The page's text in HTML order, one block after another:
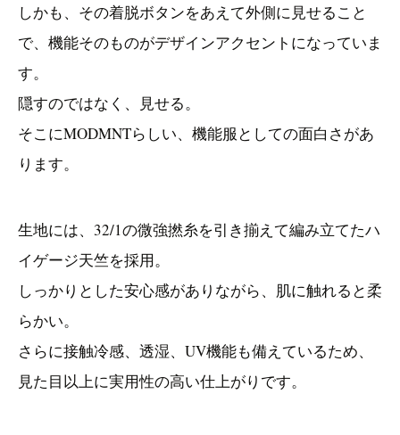
しかも、その着脱ボタンをあえて外側に見せること
で、機能そのものがデザインアクセントになっていま
す。
隠すのではなく、見せる。
そこにMODMNTらしい、機能服としての面白さがあ
ります。
生地には、32/1の微強撚糸を引き揃えて編み立てたハ
イゲージ天竺を採用。
しっかりとした安心感がありながら、肌に触れると柔
らかい。
さらに接触冷感、透湿、UV機能も備えているため、
見た目以上に実用性の高い仕上がりです。